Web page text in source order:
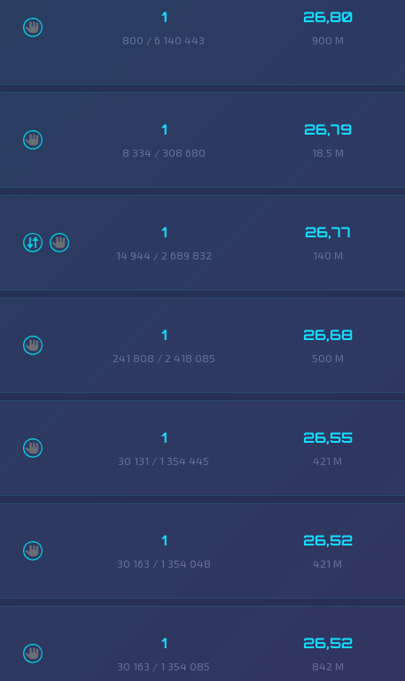
1
800 / 6 140 443
26,80
900 M
1
8 334 / 308 680
26,79
18,5 M
1
14 944 / 2 689 832
26,77
140 M
1
241 808 / 2 418 085
26,68
500 M
1
30 131 / 1 354 445
26,55
421 M
1
30 163 / 1 354 048
26,52
421 M
1
30 163 / 1 354 085
26,52
842 M